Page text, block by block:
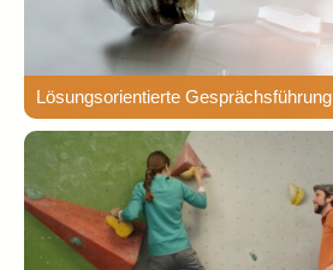
Lösungsorientierte Gesprächsführung